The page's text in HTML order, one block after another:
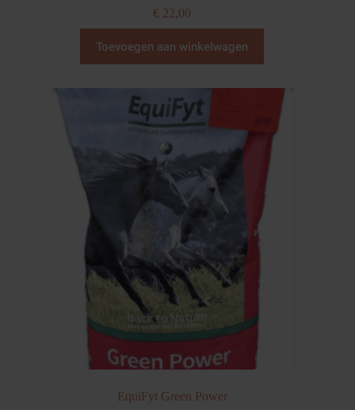
€ 22,00
Toevoegen aan winkelwagen
EquiFyt Green Power